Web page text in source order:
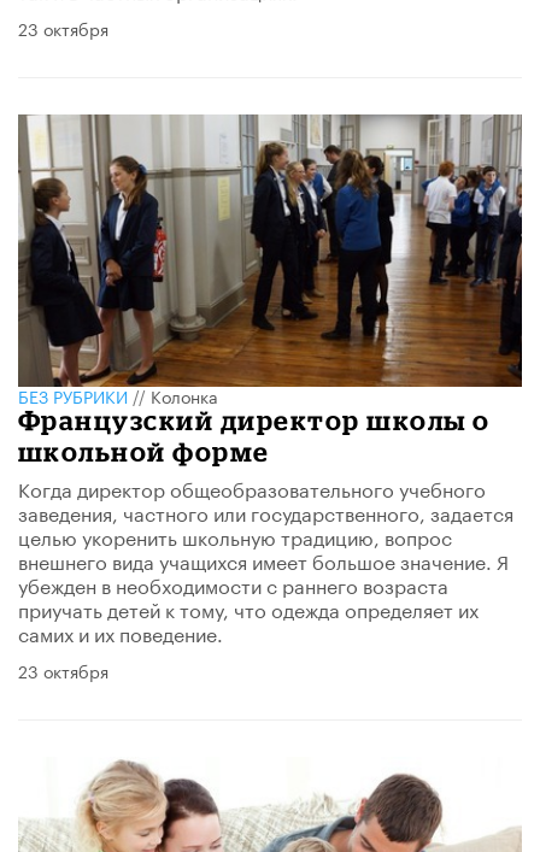
23 октября
БЕЗ РУБРИКИ//Колонка
Французский директор школы о
школьной форме
Когда директор общеобразовательного учебного
заведения, частного или государственного, задается
целью укоренить школьную традицию, вопрос
внешнего вида учащихся имеет большое значение. Я
убежден в необходимости с раннего возраста
приучать детей к тому, что одежда определяет их
самих и их поведение.
23 октября